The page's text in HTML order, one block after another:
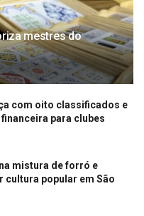
mestres do
com oito classificados e
para clubes
na mistura de forró e
cultura popular em São